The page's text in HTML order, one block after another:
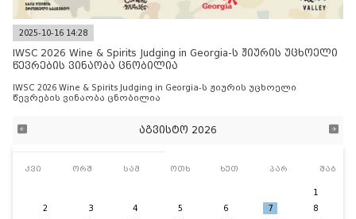
2025-10-16 14:28
IWSC 2026 Wine & Spirits Judging in Georgia-ს ჟიურის უცხოელი
წევრების ვინაობა ცნობილია
IWSC 2026 Wine & Spirits Judging in Georgia-ს ჟიურის უცხოელი
წევრების ვინაობა ცნობილია
აგვისტო 2026
კვი ორშ სამ ოთხ ხუთ პარ შაბ
1
2
3 4 5 6 7
8